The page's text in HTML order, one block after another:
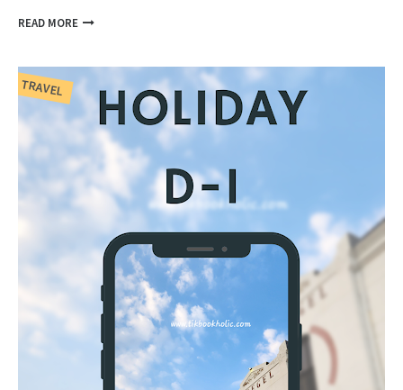
READ MORE
TRAVEL